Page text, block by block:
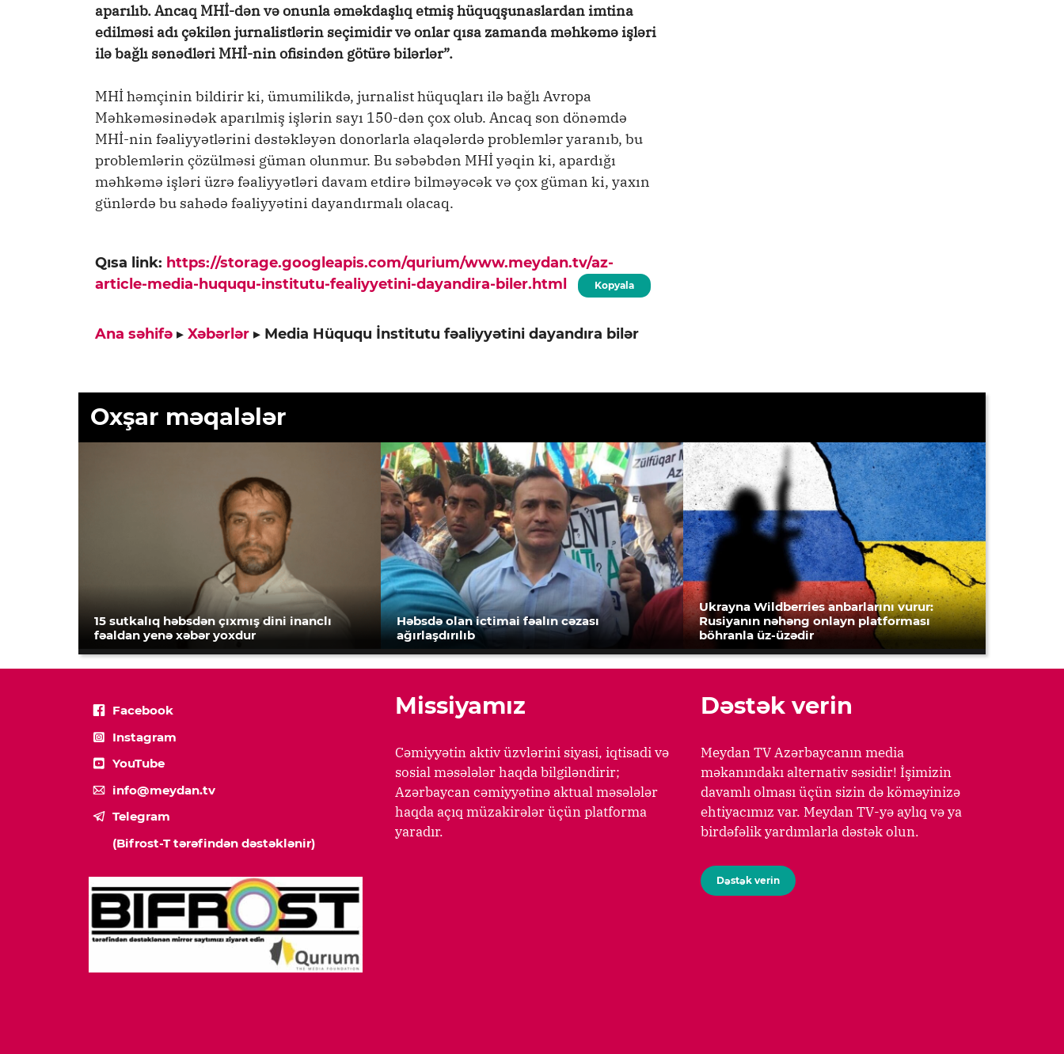
aparılıb. Ancaq MHİ-dən və onunla əməkdaşlıq etmiş hüquqşunaslardan imtina
edilməsi adı çəkilən jurnalistlərin seçimidir və onlar qısa zamanda məhkəmə işləri
ilə bağlı sənədləri MHİ-nin ofisindən götürə bilərlər”.
MHİ həmçinin bildirir ki, ümumilikdə, jurnalist hüquqları ilə bağlı Avropa
Məhkəməsinədək aparılmiş işlərin sayı 150-dən çox olub. Ancaq son dönəmdə
MHİ-nin fəaliyyətlərini dəstəkləyən donorlarla əlaqələrdə problemlər yaranıb, bu
problemlərin çözülməsi güman olunmur. Bu səbəbdən MHİ yəqin ki, apardığı
məhkəmə işləri üzrə fəaliyyətləri davam etdirə bilməyəcək və çox güman ki, yaxın
günlərdə bu sahədə fəaliyyətini dayandırmalı olacaq.
Qısa link: https://storage.googleapis.com/qurium/www.meydan.tv/az-
article-media-huququ-institutu-fealiyyetini-dayandira-biler.html
Kopyala
Ana səhifə ▸ Xəbərlər ▸ Media Hüququ İnstitutu fəaliyyətini dayandıra bilər
Oxşar məqalələr
15 sutkalıq həbsdən çıxmış dini inanclı
fəaldan yenə xəbər yoxdur
Həbsdə olan ictimai fəalın cəzası
ağırlaşdırılıb
Ukrayna Wildberries anbarlarını vurur:
Rusiyanın nəhəng onlayn platforması
böhranla üz-üzədir
Facebook
Instagram
YouTube
info@meydan.tv
Telegram
(Bifrost-T tərəfindən dəstəklənir)
Missiyamız
Cəmiyyətin aktiv üzvlərini siyasi, iqtisadi və
sosial məsələlər haqda bilgiləndirir;
Azərbaycan cəmiyyətinə aktual məsələlər
haqda açıq müzakirələr üçün platforma
yaradır.
Dəstək verin
Meydan TV Azərbaycanın media
məkanındakı alternativ səsidir! İşimizin
davamlı olması üçün sizin də köməyinizə
ehtiyacımız var. Meydan TV-yə aylıq və ya
birdəfəlik yardımlarla dəstək olun.
Dəstək verin